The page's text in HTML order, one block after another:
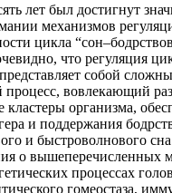
лет был достигнут
механизмов
цикла
что регуляция
собой
процесс, вовлекающий
кластеры организма,
и поддержания
и быстроволнового
о вышеперечисленных
процессах
гомеостаза,